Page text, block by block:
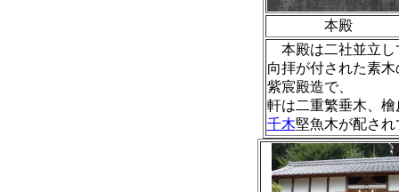
本殿
本殿は二社並立し
向拝が付された素
紫宸殿造で、
軒は二重繁垂木、
千木堅魚木が配され